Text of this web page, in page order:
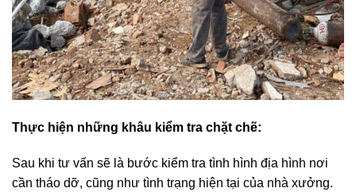
Thực hiện những khâu kiểm tra chặt chẽ:
Sau khi tư vấn sẽ là bước kiểm tra tình hình địa hình nơi
cần tháo dỡ, cũng như tình trạng hiện tại của nhà xưởng.